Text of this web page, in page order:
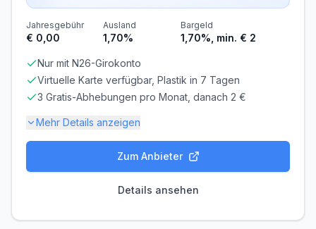
Jahresgebühr
€ 0,00
Ausland
1,70%
Bargeld
1,70%, min. € 2
Nur mit N26-Girokonto
Virtuelle Karte verfügbar, Plastik in 7 Tagen
3 Gratis-Abhebungen pro Monat, danach 2 €
Mehr Details anzeigen
€ 10,00
Voraussetzungen
Zum Anbieter
Details ansehen